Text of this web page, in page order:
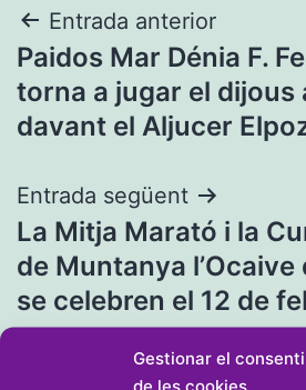
Gestionar el
de les cookies
Navegació
d'entrades
Entrada anterior
Paidos Mar Dénia F.
torna a jugar el dijous
davant el Aljucer
Entrada següent
La Mitja Marató i la
de Muntanya l’Ocaive
se celebren el 12 de